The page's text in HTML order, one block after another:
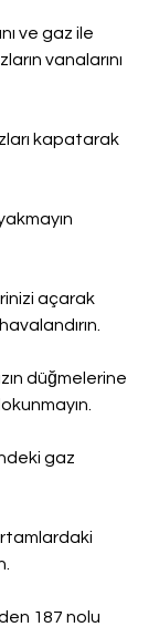
ve gaz ile
vanalarını
kapatarak
açarak
düğmelerine
gaz
187 nolu